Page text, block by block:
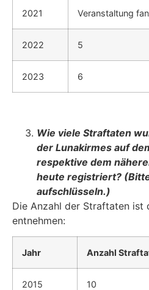
2021 Veranstaltung
2022 5
2023 6
Wie viele Straftaten
der Lunakirmes auf
respektive dem
heute registriert?
aufschlüsseln.)
Die Anzahl der Straftaten ist
entnehmen:
Jahr Anzahl
2015 10